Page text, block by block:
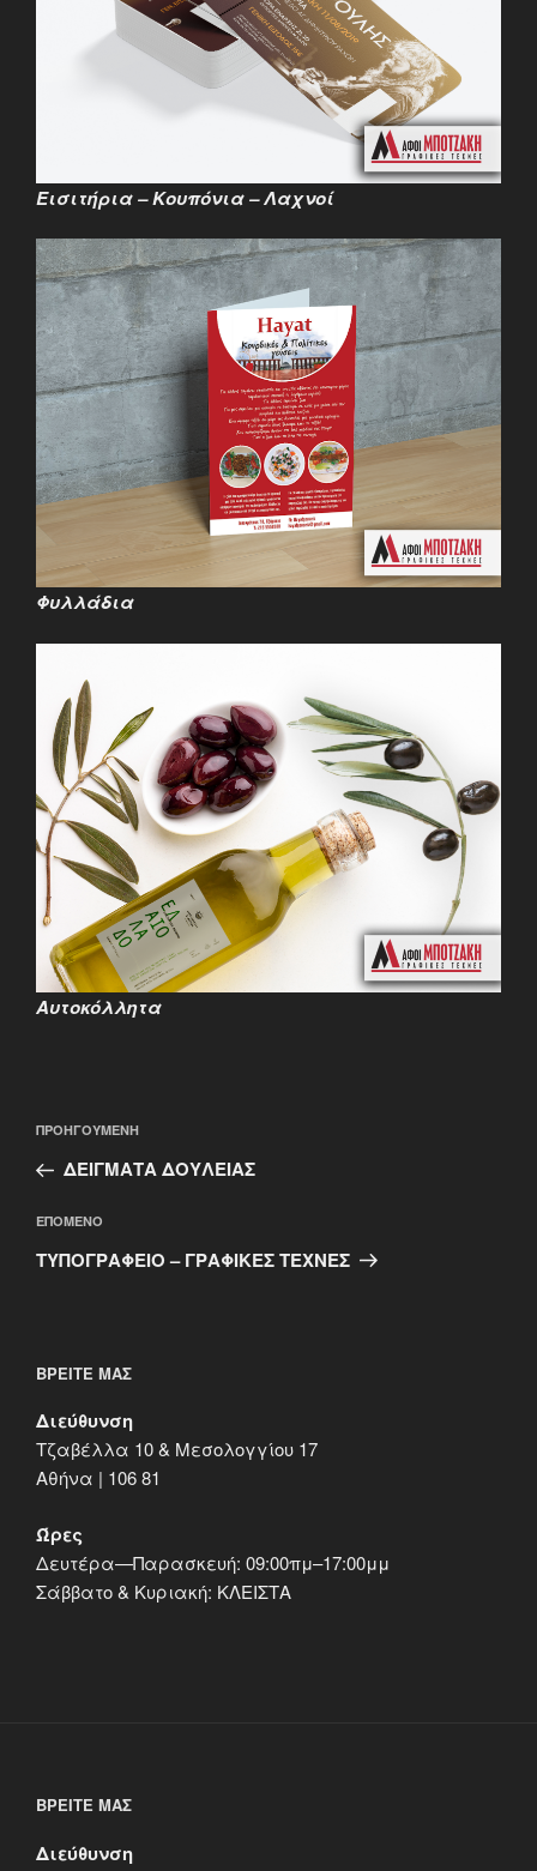
Εισιτήρια – Κουπόνια – Λαχνοί
Φυλλάδια
Αυτοκόλλητα
άρθρων
Προηγούμενο
άρθρο
ΠΡΟΗΓΟΎΜΕΝΗ
ΔΕΙΓΜΑΤΑ ΔΟΥΛΕΙΑΣ
Επόμενο
άρθρο
ΕΠΌΜΕΝΟ
ΤΥΠΟΓΡΑΦΕΙΟ – ΓΡΑΦΙΚΕΣ ΤΕΧΝΕΣ
ΒΡΕΊΤΕ ΜΑΣ
Διεύθυνση
Τζαβέλλα 10 & Μεσολογγίου 17
Αθήνα | 106 81
Ώρες
Δευτέρα—Παρασκευή: 09:00πμ–17:00μμ
Σάββατο & Κυριακή: ΚΛΕΙΣΤΑ
ΒΡΕΊΤΕ ΜΑΣ
Διεύθυνση